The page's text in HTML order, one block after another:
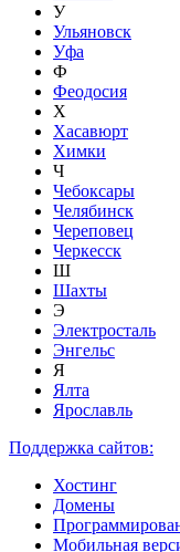
У
Ульяновск
Уфа
Ф
Феодосия
Х
Хасавюрт
Химки
Ч
Чебоксары
Челябинск
Череповец
Черкесск
Ш
Шахты
Э
Электросталь
Энгельс
Я
Ялта
Ярославль
Поддержка сайтов:
Хостинг
Домены
Мобильная